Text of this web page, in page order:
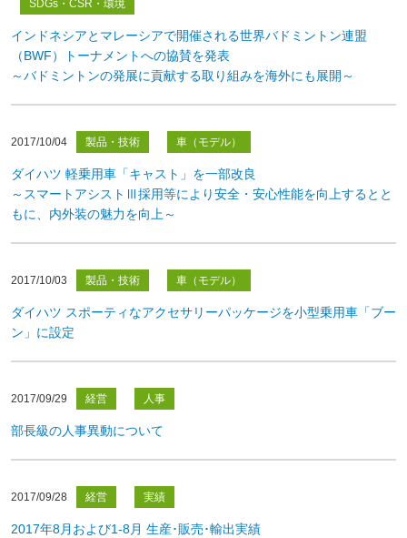
SDGs・CSR・環境
インドネシアとマレーシアで開催される世界バドミントン連盟
（BWF）トーナメントへの協賛を発表
～バドミントンの発展に貢献する取り組みを海外にも展開～
2017/10/04 製品・技術 車（モデル）
ダイハツ 軽乗用車「キャスト」を一部改良
～スマートアシストⅢ採用等により安全・安心性能を向上するとと
もに、内外装の魅力を向上～
2017/10/03 製品・技術 車（モデル）
ダイハツ スポーティなアクセサリーパッケージを小型乗用車「ブー
ン」に設定
2017/09/29 経営 人事
部長級の人事異動について
2017/09/28 経営 実績
2017年8月および1-8月 生産･販売･輸出実績